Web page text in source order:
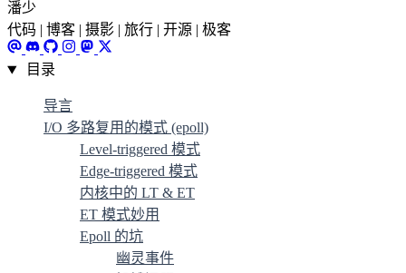
潘少
代码 | 博客 | 摄影 | 旅行 | 开源 | 极客
目录
导言
I/O 多路复用的模式 (epoll)
Level-triggered 模式
Edge-triggered 模式
内核中的 LT & ET
ET 模式妙用
Epoll 的坑
幽灵事件